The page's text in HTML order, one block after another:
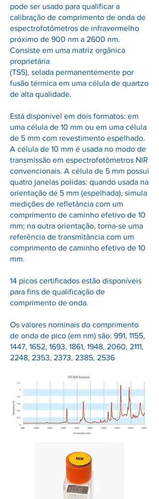
pode ser usado para qualificar a
calibração de comprimento de onda de
espectrofotômetros de infravermelho
próximo de 900 nm a 2600 nm.
Consiste em uma matriz orgânica
proprietária
(TS5), selada permanentemente por
fusão térmica em uma célula de quartzo
de alta qualidade.
Está disponível em dois formatos: em
uma célula de 10 mm ou em uma célula
de 5 mm com revestimento espelhado.
A célula de 10 mm é usada no modo de
transmissão em espectrofotômetros NIR
convencionais. A célula de 5 mm possui
quatro janelas polidas: quando usada na
orientação de 5 mm (espelhada), simula
medições de refletância com um
comprimento de caminho efetivo de 10
mm; na outra orientação, torna-se uma
referência de transmitância com um
comprimento de caminho efetivo de 10
mm.
14 picos certificados estão disponíveis
para fins de qualificação de
comprimento de onda.
Os valores nominais do comprimento
de onda de pico (em nm) são: 991, 1155,
1447, 1652, 1693, 1861, 1948, 2060, 2111,
2248, 2353, 2373, 2385, 2536